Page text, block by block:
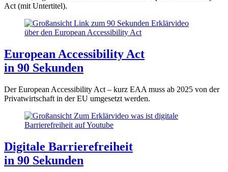
Act (mit Untertitel).
European Accessibility Act
in 90 Sekunden
Der European Accessibility Act – kurz EAA muss ab 2025 von der
Privatwirtschaft in der EU umgesetzt werden.
Digitale Barrierefreiheit
in 90 Sekunden